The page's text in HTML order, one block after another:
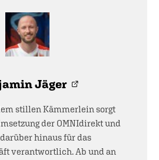
Jäger
stillen Kämmerlein sorgt
der OMNIdirekt und
hinaus für das
verantwortlich. Ab und an